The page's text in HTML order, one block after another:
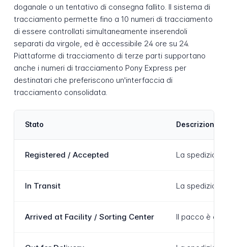
doganale o un tentativo di consegna fallito. Il sistema di
tracciamento permette fino a 10 numeri di tracciamento
di essere controllati simultaneamente inserendoli
separati da virgole, ed è accessibile 24 ore su 24.
Piattaforme di tracciamento di terze parti supportano
anche i numeri di tracciamento Pony Express per
destinatari che preferiscono un'interfaccia di
tracciamento consolidata.
Stato Descrizione
Registered / Accepted La
In Transit La
Arrived at Facility / Sorting Center Il pacco è